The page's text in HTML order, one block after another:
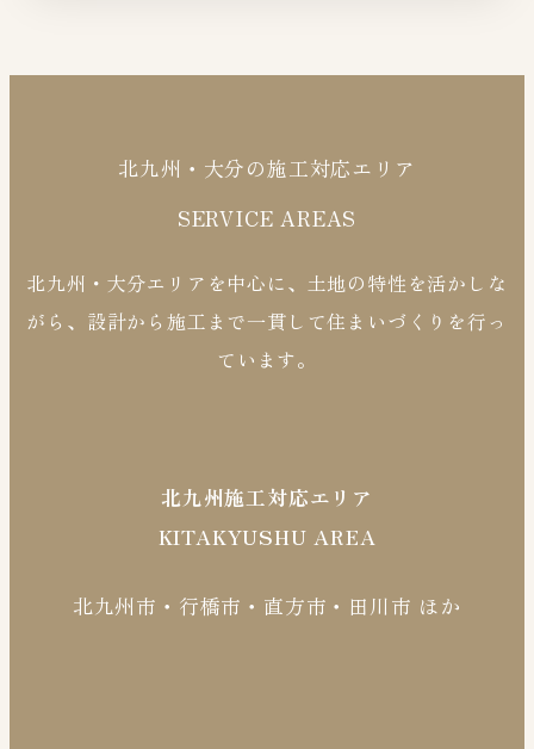
北九州・大分の施工対応エリア
SERVICE AREAS
北九州・大分エリアを中心に、土地の特性を活かしな
がら、設計から施工まで一貫して住まいづくりを行っ
ています。
北九州施工対応エリア
KITAKYUSHU AREA
北九州市・行橋市・直方市・田川市 ほか